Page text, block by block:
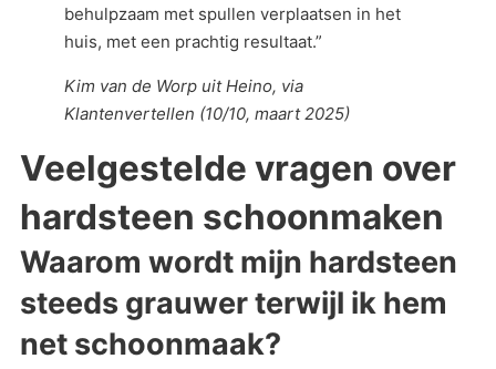
behulpzaam met spullen verplaatsen in het
huis, met een prachtig resultaat.”
Kim van de Worp uit Heino, via
Klantenvertellen (10/10, maart 2025)
Veelgestelde vragen over
hardsteen schoonmaken
Waarom wordt mijn hardsteen
steeds grauwer terwijl ik hem
net schoonmaak?